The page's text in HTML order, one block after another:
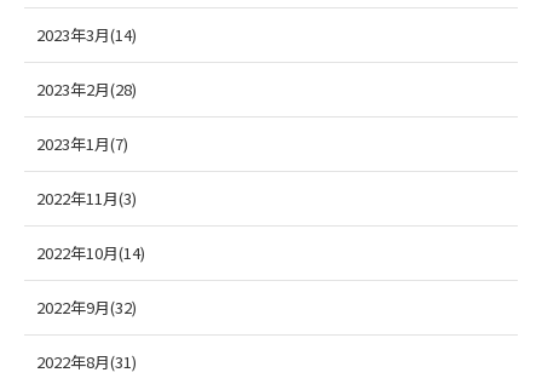
2023年3月(14)
2023年2月(28)
2023年1月(7)
2022年11月(3)
2022年10月(14)
2022年9月(32)
2022年8月(31)